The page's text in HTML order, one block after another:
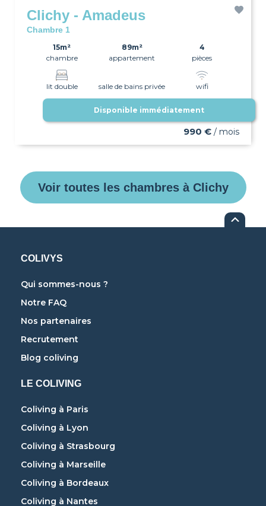
Clichy - Amadeus
Chambre 1
15m²
chambre
89m²
appartement
4
pièces
lit double salle de bains privée wifi
Disponible immédiatement
990 € / mois
Voir toutes les chambres à Clichy
COLIVYS
Qui sommes-nous ?
Notre FAQ
Nos partenaires
Recrutement
Blog coliving
LE COLIVING
Coliving à Paris
Coliving à Lyon
Coliving à Strasbourg
Coliving à Marseille
Coliving à Bordeaux
Coliving à Nantes